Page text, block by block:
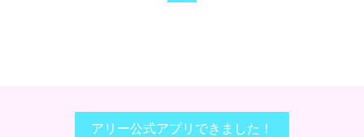
アリー公式アプリできました！